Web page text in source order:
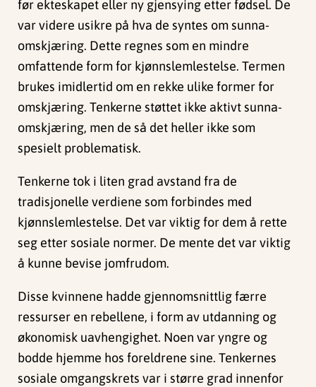
før ekteskapet eller ny gjensying etter fødsel. De
var videre usikre på hva de syntes om sunna-
omskjæring. Dette regnes som en mindre
omfattende form for kjønnslemlestelse. Termen
brukes imidlertid om en rekke ulike former for
omskjæring. Tenkerne støttet ikke aktivt sunna-
omskjæring, men de så det heller ikke som
spesielt problematisk.
Tenkerne tok i liten grad avstand fra de
tradisjonelle verdiene som forbindes med
kjønnslemlestelse. Det var viktig for dem å rette
seg etter sosiale normer. De mente det var viktig
å kunne bevise jomfrudom.
Disse kvinnene hadde gjennomsnittlig færre
ressurser en rebellene, i form av utdanning og
økonomisk uavhengighet. Noen var yngre og
bodde hjemme hos foreldrene sine. Tenkernes
sosiale omgangskrets var i større grad innenfor